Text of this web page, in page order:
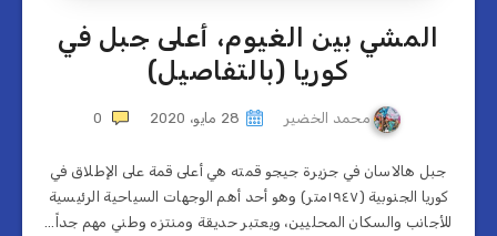
المشي بين الغيوم، أعلى جبل في
كوريا (بالتفاصيل)
محمد الخضير 28 مايو، 2020 0
جبل هالاسان في جزيرة جيجو قمته هي أعلى قمة على الإطلاق في
كوريا الجنوبية (١٩٤٧متر) وهو أحد أهم الوجهات السياحية الرئيسية
للأجانب والسكان المحليين، ويعتبر حديقة ومنتزه وطني مهم جداً…